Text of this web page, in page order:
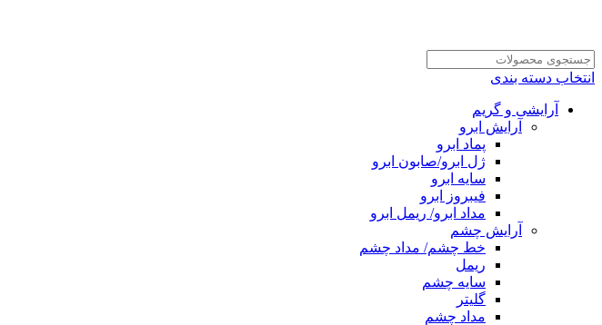
انتخاب دسته بندی
آرایشی و گریم
آرایش ابرو
پماد ابرو
ژل ابرو/صابون ابرو
سایه ابرو
فیبروز ابرو
مداد ابرو/ ریمل ابرو
آرایش چشم
خط چشم/ مداد چشم
ریمل
سایه چشم
گلیتر
مداد چشم